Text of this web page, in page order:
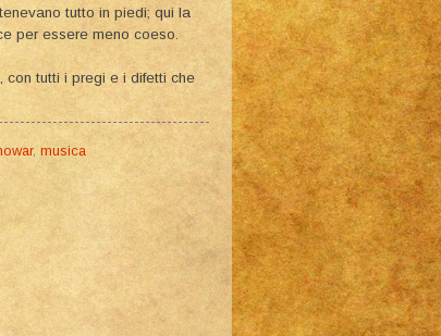
tutto in piedi; qui la
per essere meno coeso.
con tutti i pregi e i difetti che
, musica